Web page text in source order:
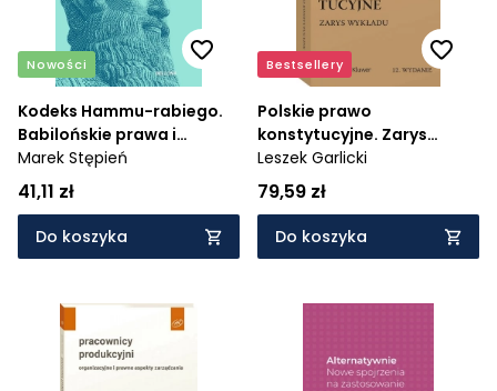
Cena malejąco
Od najnowszych
Od najstarszych
Nowości
Kodeks Hammu-rabiego.
Babilońskie prawa i
orzecznictwo sądowe
Marek Stępień
41,11 zł
Do koszyka
Bestsellery
Polskie prawo
konstytucyjne. Zarys
wykładu
Leszek Garlicki
79,59 zł
Do koszyka